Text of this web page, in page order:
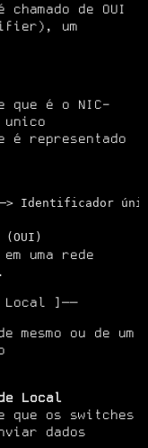
de OUI
um
que é o NIC-
é representado
Identificador
uma rede
Local ]──
mesmo ou de um
Local
que os switches
dados